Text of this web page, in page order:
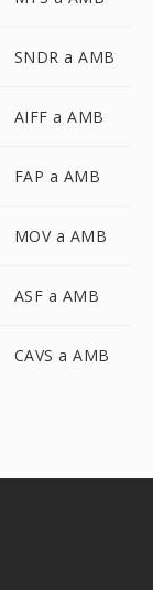
SNDR a AMB
AIFF a AMB
FAP a AMB
MOV a AMB
ASF a AMB
CAVS a AMB